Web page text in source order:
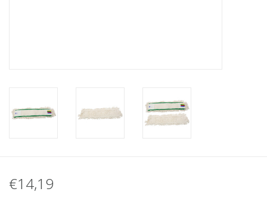
€14,19